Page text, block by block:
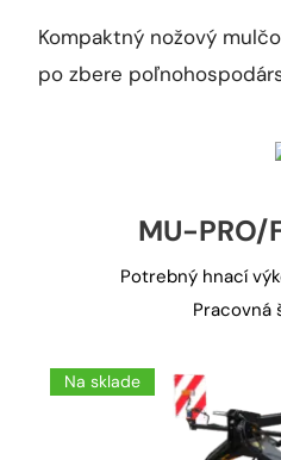
Kompaktný nožový
po zbere
MU-PRO/
Potrebný hnací
Pracovná
Na sklade